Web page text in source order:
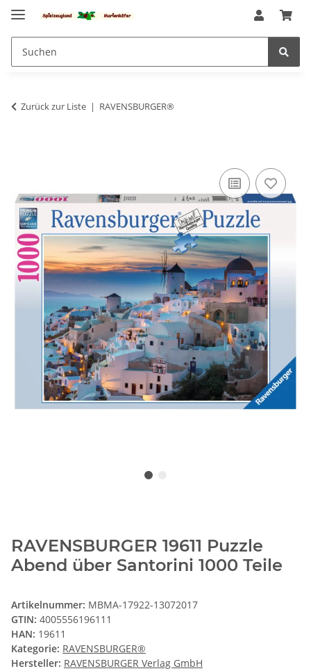
Zurück zur Liste RAVENSBURGER®
RAVENSBURGER 19611 Puzzle
Abend über Santorini 1000 Teile
Artikelnummer: MBMA-17922-13072017
GTIN: 4005556196111
HAN: 19611
Kategorie: RAVENSBURGER®
Hersteller: RAVENSBURGER Verlag GmbH